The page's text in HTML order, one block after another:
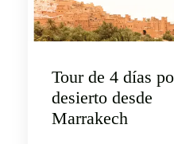
Tour de 4 días
desierto desde
Marrakech